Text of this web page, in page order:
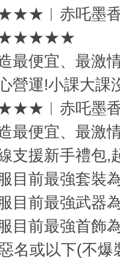
赤吒墨香
最便宜、最
營運!小課大
赤吒
最便宜、最
支援新手禮包,
目前最強套裝
目前最強武器
目前最強首飾
名或以下(不爆